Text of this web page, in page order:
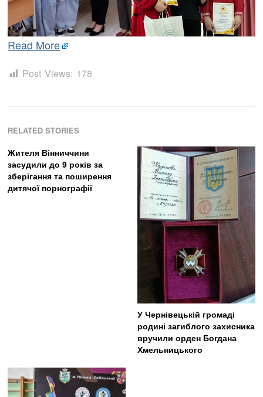
Read More
Post Views: 178
RELATED STORIES
Жителя Вінниччини
засудили до 9 років за
зберігання та поширення
дитячої порнографії
У Чернівецькій громаді
родині загиблого захисника
вручили орден Богдана
Хмельницького